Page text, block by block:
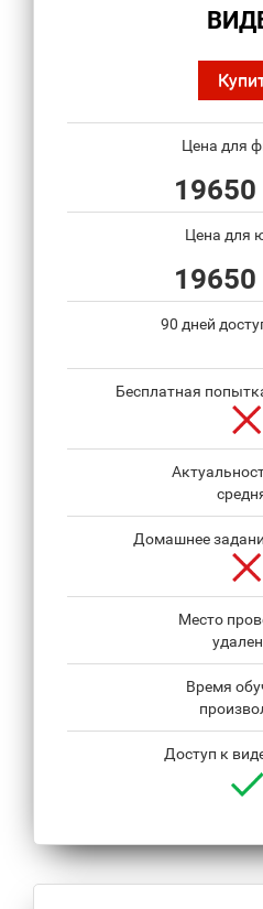
Цена для
19650
Цена для
19650
90 дней
Бесплатная
Домашнее
Место
Время
Доступ к